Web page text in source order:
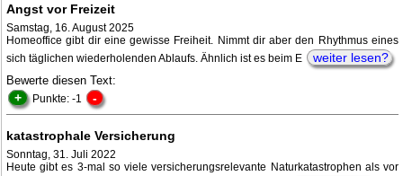
Angst vor Freizeit
Samstag, 16. August 2025
Homeoffice gibt dir eine gewisse Freiheit. Nimmt dir aber den Rhythmus eines
sich täglichen wiederholenden Ablaufs. Ähnlich ist es beim E
weiter lesen?
Bewerte diesen Text:
+ Punkte: -1 -
katastrophale Versicherung
Sonntag, 31. Juli 2022
Heute gibt es 3-mal so viele versicherungsrelevante Naturkatastrophen als vor